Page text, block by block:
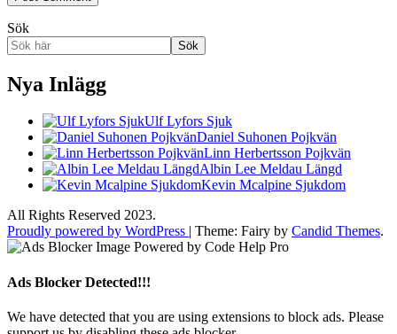
Sök
Sök
Nya Inlägg
Ulf Lyfors Sjuk
Daniel Suhonen Pojkvän
Linn Herbertsson Pojkvän
Albin Lee Meldau Längd
Kevin Mcalpine Sjukdom
All Rights Reserved 2023.
Proudly powered by WordPress | Theme: Fairy by Candid Themes.
Ads Blocker Detected!!!
We have detected that you are using extensions to block ads. Please